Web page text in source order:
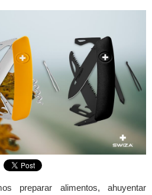
preparar alimentos, ahuyentar